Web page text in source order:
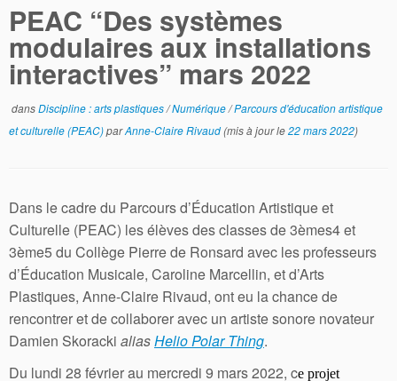
PEAC “Des systèmes
modulaires aux installations
interactives” mars 2022
dansDiscipline : arts plastiques/Numérique/Parcours d'éducation artistique
et culturelle (PEAC)parAnne-Claire Rivaud(mis à jour le22 mars 2022)
Dans le cadre du Parcours d’Éducation Artistique et
Culturelle (PEAC) les élèves des classes de 3èmes4 et
3ème5 du Collège Pierre de Ronsard avec les professeurs
d’Éducation Musicale, Caroline Marcellin, et d’Arts
Plastiques, Anne-Claire Rivaud, ont eu la chance de
rencontrer et de collaborer avec un artiste sonore novateur
Damien Skoracki aliasHelio Polar Thing.
Du lundi 28 février au mercredi 9 mars 2022, ce projet